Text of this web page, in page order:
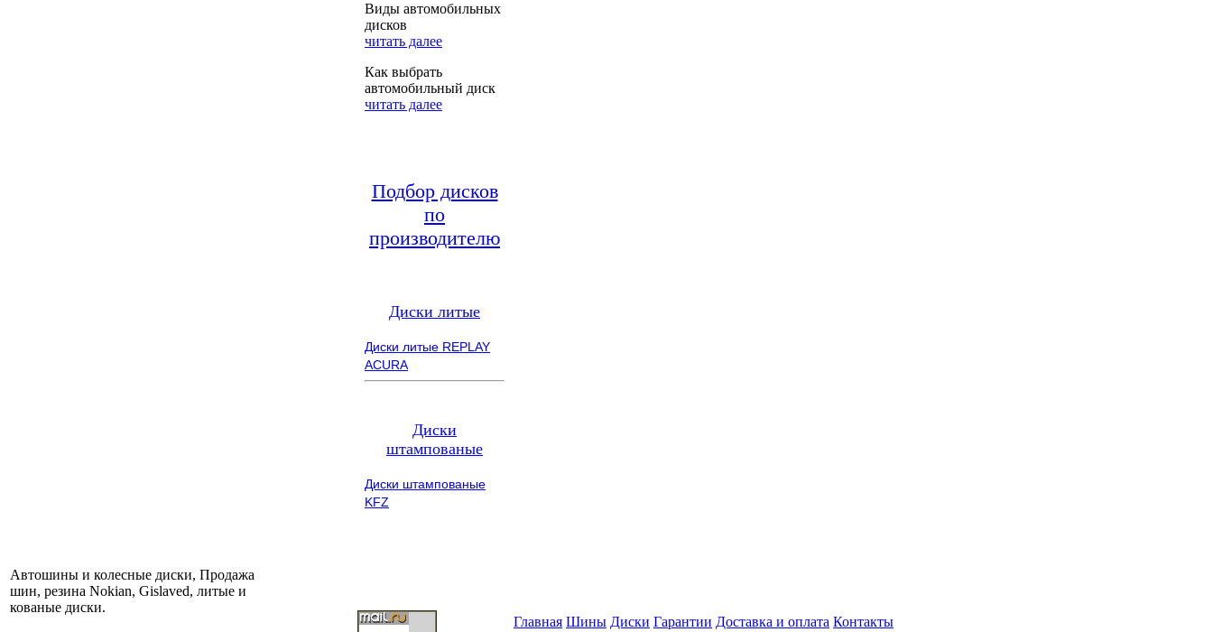
Виды автомобильных
дисков
читать далее
Как выбрать
автомобильный диск
читать далее
Подбор дисков
по
производителю
Диски литые
Диски литые REPLAY
ACURA
Диски
штампованые
Диски штампованые
KFZ
Автошины и колесные диски, Продажа
шин, резина Nokian, Gislaved, литые и
кованые диски.
Главная Шины Диски Гарантии Доставка и оплата Контакты